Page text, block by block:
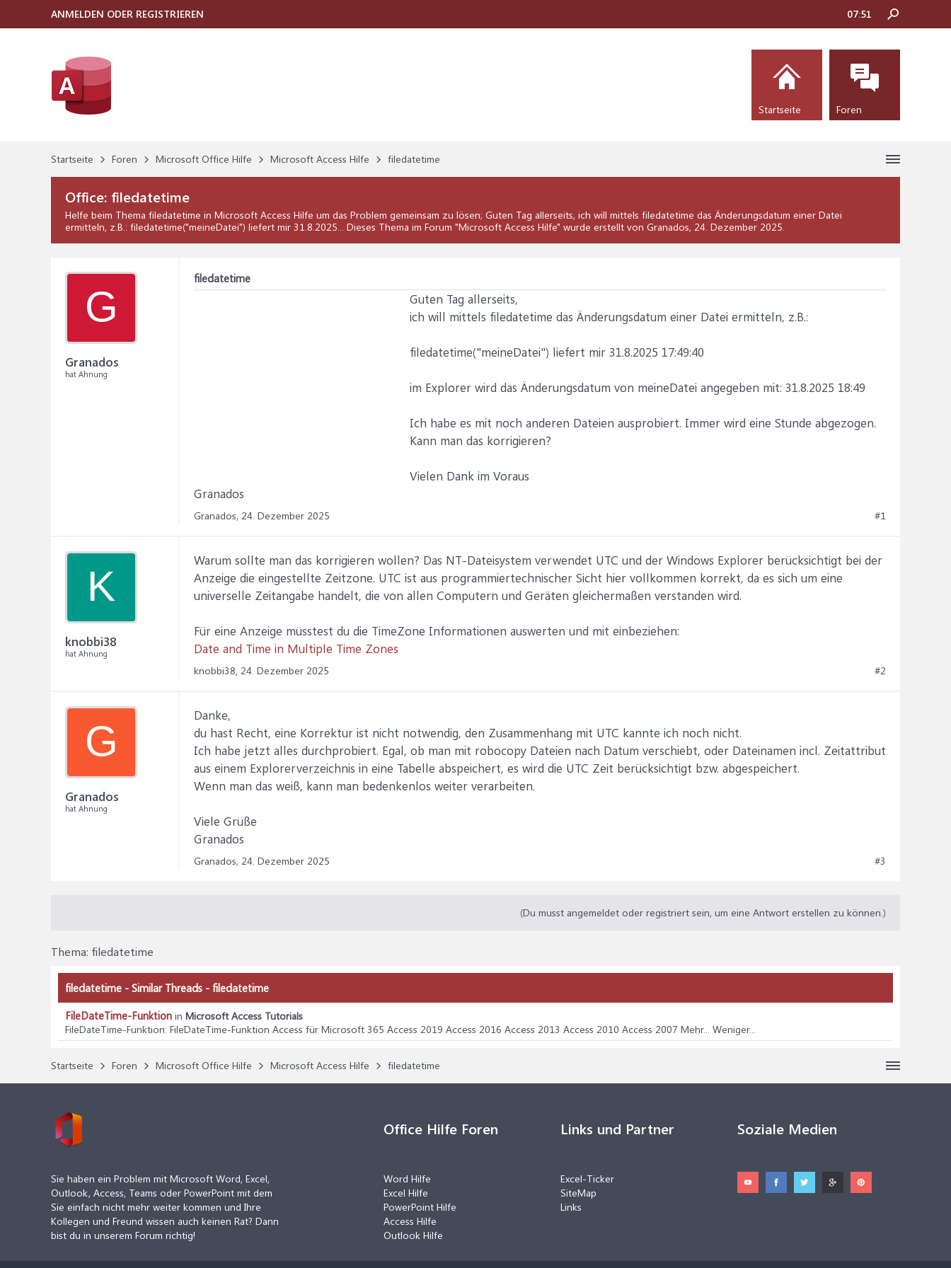
Startseite Foren Microsoft Office Hilfe Microsoft Access Hilfe filedatetime
Office: filedatetime
Helfe beim Thema filedatetime in Microsoft Access Hilfe um das Problem gemeinsam zu lösen; Guten Tag allerseits, ich will mittels filedatetime das Änderungsdatum einer Datei
ermitteln, z.B.: filedatetime("meineDatei") liefert mir 31.8.2025... Dieses Thema im Forum "Microsoft Access Hilfe" wurde erstellt von Granados, 24. Dezember 2025.
G
Granados
hat Ahnung
filedatetime
Guten Tag allerseits,
ich will mittels filedatetime das Änderungsdatum einer Datei ermitteln, z.B.:
filedatetime("meineDatei") liefert mir 31.8.2025 17:49:40
im Explorer wird das Änderungsdatum von meineDatei angegeben mit: 31.8.2025 18:49
Ich habe es mit noch anderen Dateien ausprobiert. Immer wird eine Stunde abgezogen.
Kann man das korrigieren?
Vielen Dank im Voraus
Granados
Granados, 24. Dezember 2025 #1
K
knobbi38
hat Ahnung
Warum sollte man das korrigieren wollen? Das NT-Dateisystem verwendet UTC und der Windows Explorer berücksichtigt bei der
Anzeige die eingestellte Zeitzone. UTC ist aus programmiertechnischer Sicht hier vollkommen korrekt, da es sich um eine
universelle Zeitangabe handelt, die von allen Computern und Geräten gleichermaßen verstanden wird.
Für eine Anzeige müsstest du die TimeZone Informationen auswerten und mit einbeziehen:
Date and Time in Multiple Time Zones
knobbi38, 24. Dezember 2025 #2
G
Granados
hat Ahnung
Danke,
du hast Recht, eine Korrektur ist nicht notwendig, den Zusammenhang mit UTC kannte ich noch nicht.
Ich habe jetzt alles durchprobiert. Egal, ob man mit robocopy Dateien nach Datum verschiebt, oder Dateinamen incl. Zeitattribut
aus einem Explorerverzeichnis in eine Tabelle abspeichert, es wird die UTC Zeit berücksichtigt bzw. abgespeichert.
Wenn man das weiß, kann man bedenkenlos weiter verarbeiten.
Viele Grüße
Granados
Granados, 24. Dezember 2025 #3
(Du musst angemeldet oder registriert sein, um eine Antwort erstellen zu können.)
Thema: filedatetime
filedatetime - Similar Threads - filedatetime
FileDateTime-Funktion in Microsoft Access Tutorials
FileDateTime-Funktion: FileDateTime-Funktion Access für Microsoft 365 Access 2019 Access 2016 Access 2013 Access 2010 Access 2007 Mehr... Weniger...
Startseite Foren Microsoft Office Hilfe Microsoft Access Hilfe filedatetime
ANMELDEN ODER REGISTRIEREN 07:51
Startseite Foren
Sie haben ein Problem mit Microsoft Word, Excel,
Outlook, Access, Teams oder PowerPoint mit dem
Sie einfach nicht mehr weiter kommen und Ihre
Kollegen und Freund wissen auch keinen Rat? Dann
bist du in unserem Forum richtig!
Office Hilfe Foren
Word Hilfe
Excel Hilfe
PowerPoint Hilfe
Access Hilfe
Outlook Hilfe
Links und Partner
Excel-Ticker
SiteMap
Links
Soziale Medien